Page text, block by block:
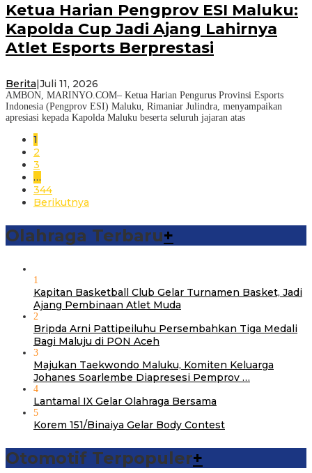
Ketua Harian Pengprov ESI Maluku:
Kapolda Cup Jadi Ajang Lahirnya
Atlet Esports Berprestasi
Berita Juli 11, 2026
AMBON, MARINYO.COM– Ketua Harian Pengurus Provinsi Esports
Indonesia (Pengprov ESI) Maluku, Rimaniar Julindra, menyampaikan
apresiasi kepada Kapolda Maluku beserta seluruh jajaran atas
1
2
3
…
344
Berikutnya
Olahraga Terbaru+
1
Kapitan Basketball Club Gelar Turnamen Basket, Jadi
Ajang Pembinaan Atlet Muda
2
Bripda Arni Pattipeiluhu Persembahkan Tiga Medali
Bagi Maluju di PON Aceh
3
Majukan Taekwondo Maluku, Komiten Keluarga
Johanes Soarlembe Diapresesi Pemprov …
4
Lantamal IX Gelar Olahraga Bersama
5
Korem 151/Binaiya Gelar Body Contest
Otomotif Terpopuler+